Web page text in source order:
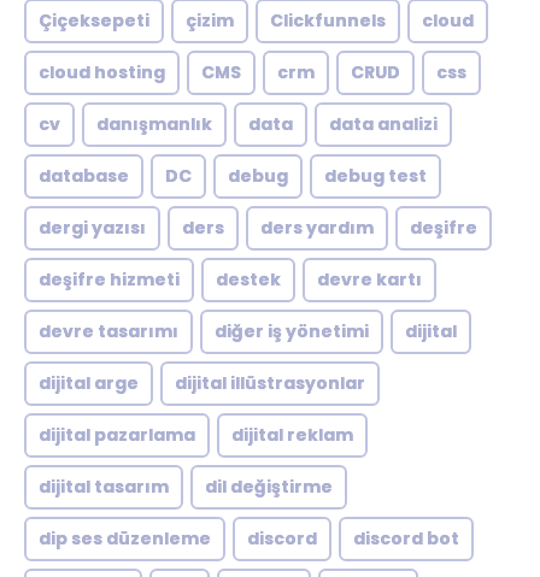
Çiçeksepeti çizim Clickfunnels cloud
cloud hosting CMS crm CRUD css
cv danışmanlık data data analizi
database DC debug debug test
dergi yazısı ders ders yardım deşifre
deşifre hizmeti destek devre kartı
devre tasarımı diğer iş yönetimi dijital
dijital arge dijital illüstrasyonlar
dijital pazarlama dijital reklam
dijital tasarım dil değiştirme
dip ses düzenleme discord discord bot